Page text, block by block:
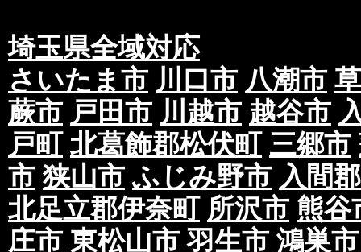
埼玉県全域対応
さいたま市 川口市 八潮市
蕨市 戸田市 川越市 越谷市
戸町 北葛飾郡松伏町 三郷市
市 狭山市 ふじみ野市 入間
北足立郡伊奈町 所沢市 熊谷
庄市 東松山市 羽生市 鴻巣市